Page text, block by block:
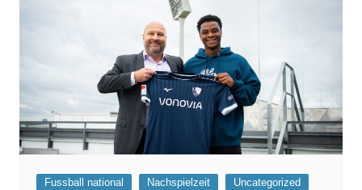
Fussball national Nachspielzeit Uncategorized